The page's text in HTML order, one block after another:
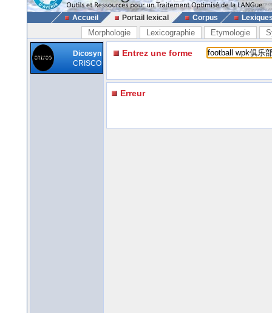
Accueil Portail lexical Corpus
Morphologie Lexicographie Etymologie
Dicosyn
CRISCO
Entrez une forme
Erreur